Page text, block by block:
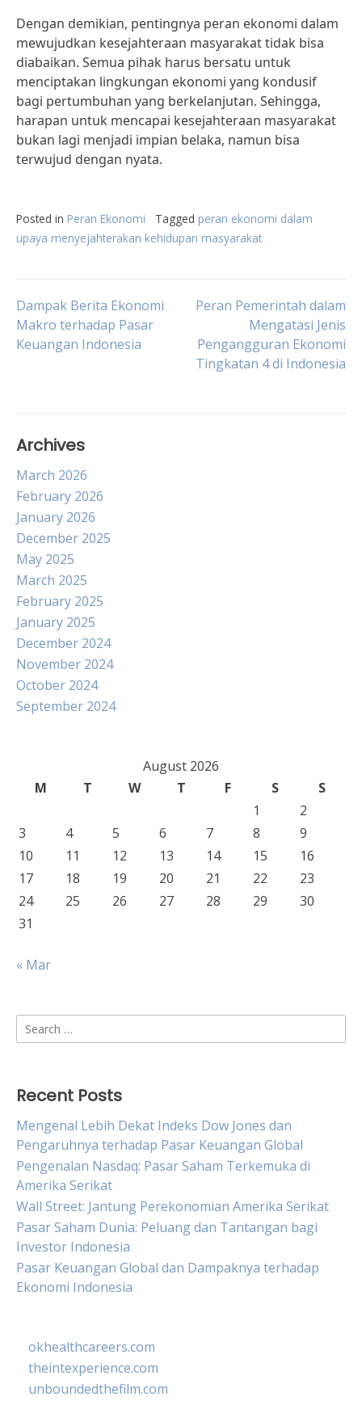
Dengan demikian, pentingnya peran ekonomi dalam
mewujudkan kesejahteraan masyarakat tidak bisa
diabaikan. Semua pihak harus bersatu untuk
menciptakan lingkungan ekonomi yang kondusif
bagi pertumbuhan yang berkelanjutan. Sehingga,
harapan untuk mencapai kesejahteraan masyarakat
bukan lagi menjadi impian belaka, namun bisa
terwujud dengan nyata.
Posted in Peran Ekonomi Tagged peran ekonomi dalam
upaya menyejahterakan kehidupan masyarakat
Post
navigation
Dampak Berita Ekonomi
Makro terhadap Pasar
Keuangan Indonesia
Peran Pemerintah dalam
Mengatasi Jenis
Pengangguran Ekonomi
Tingkatan 4 di Indonesia
Archives
March 2026
February 2026
January 2026
December 2025
May 2025
March 2025
February 2025
January 2025
December 2024
November 2024
October 2024
September 2024
August 2026
M
T W T F S
S
1
2
3
4 5 6 7 8
9
10
11 12 13 14 15
16
17
18 19 20 21 22
23
24
25 26 27 28 29
30
31
« Mar
Search
for:
Recent Posts
Mengenal Lebih Dekat Indeks Dow Jones dan
Pengaruhnya terhadap Pasar Keuangan Global
Pengenalan Nasdaq: Pasar Saham Terkemuka di
Amerika Serikat
Wall Street: Jantung Perekonomian Amerika Serikat
Pasar Saham Dunia: Peluang dan Tantangan bagi
Investor Indonesia
Pasar Keuangan Global dan Dampaknya terhadap
Ekonomi Indonesia
okhealthcareers.com
theintexperience.com
unboundedthefilm.com